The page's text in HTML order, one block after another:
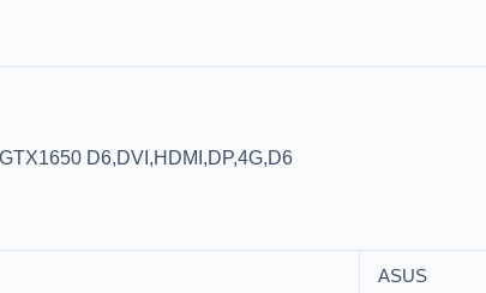
D6,DVI,HDMI,DP,4G,D6
ASUS